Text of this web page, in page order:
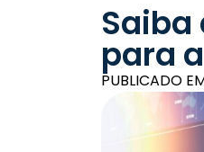
para
PUBLICADO